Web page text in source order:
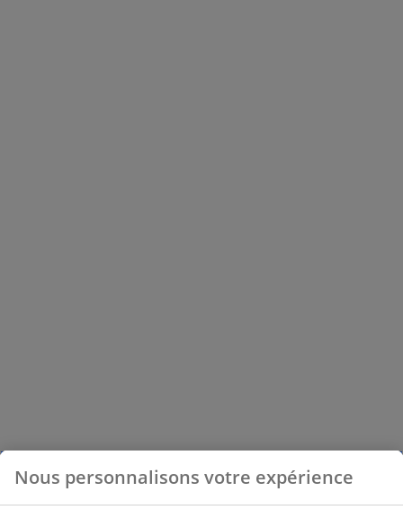
Nous personnalisons votre expérience